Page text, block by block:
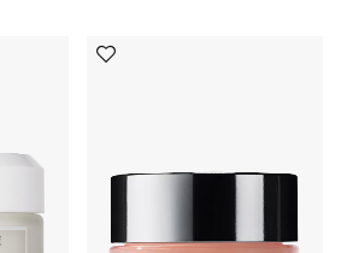
عرض جميع المنتجات